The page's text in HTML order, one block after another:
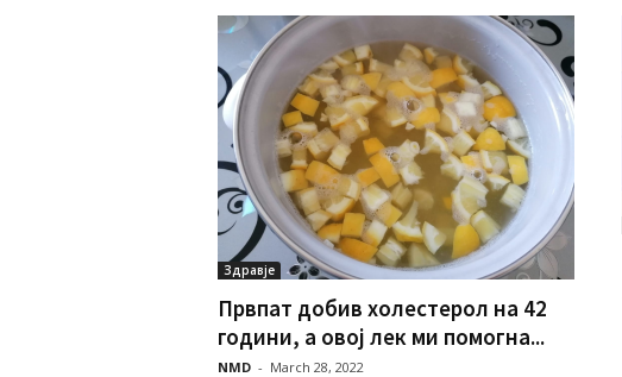
Здравје
Првпат добив холестерол на 42
години, а овој лек ми помогна...
NMD - March 28, 2022